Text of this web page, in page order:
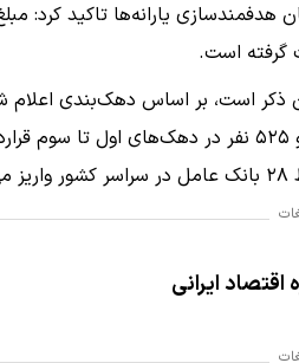
هدفمندسازی یارانه‌ها تاکید کرد:
گرفته است.
هزار و ۵۲۵ نفر در دهک‌های اول تا
اقتصاد ایرانی